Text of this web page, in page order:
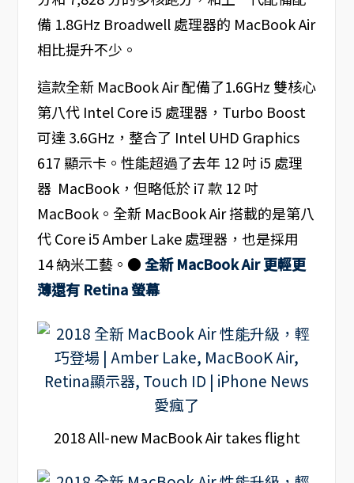
備 1.8GHz Broadwell 處理器的 MacBook Air
相比提升不少。
這款全新 MacBook Air 配備了1.6GHz 雙核心
第八代 Intel Core i5 處理器，Turbo Boost
可達 3.6GHz，整合了 Intel UHD Graphics
617 顯示卡。性能超過了去年 12 吋 i5 處理
器 MacBook，但略低於 i7 款 12 吋
MacBook。全新 MacBook Air 搭載的是第八
代 Core i5 Amber Lake 處理器，也是採用
14 納米工藝。●全新 MacBook Air 更輕更
薄還有 Retina 螢幕
2018 All-new MacBook Air takes flight